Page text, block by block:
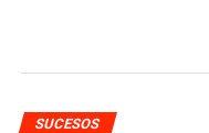
SUCESOS